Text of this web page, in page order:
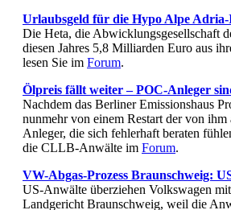
Urlaubsgeld für die Hypo Alpe Adria-
Die Heta, die Abwicklungsgesellschaft
diesen Jahres 5,8 Milliarden Euro aus
lesen Sie im Forum.
Ölpreis fällt weiter – POC-Anleger
Nachdem das Berliner Emissionshaus
nunmehr von einem Restart der von
Anleger, die sich fehlerhaft beraten
die CLLB-Anwälte im Forum.
VW-Abgas-Prozess Braunschweig:
US-Anwälte überziehen Volkswagen
Landgericht Braunschweig, weil die